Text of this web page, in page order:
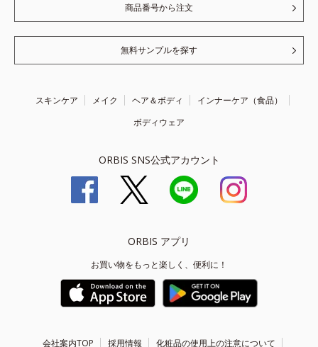
商品番号から注文
無料サンプルを探す
スキンケア メイク ヘア＆ボディ
インナーケア（食品）
ボディウェア
ORBIS SNS公式アカウント
ORBIS アプリ
お買い物をもっと楽しく、便利に！
会社案内TOP 採用情報 化粧品の使用上の注意について